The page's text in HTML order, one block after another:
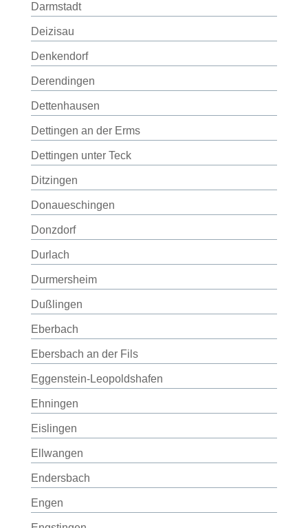
Darmstadt
Deizisau
Denkendorf
Derendingen
Dettenhausen
Dettingen an der Erms
Dettingen unter Teck
Ditzingen
Donaueschingen
Donzdorf
Durlach
Durmersheim
Dußlingen
Eberbach
Ebersbach an der Fils
Eggenstein-Leopoldshafen
Ehningen
Eislingen
Ellwangen
Endersbach
Engen